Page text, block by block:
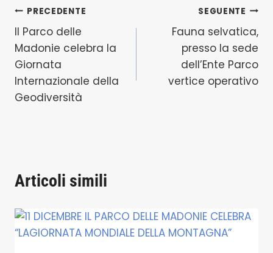
Navigazione
articoli
PRECEDENTE
Il Parco delle
Madonie celebra la
Giornata
Internazionale della
Geodiversità
SEGUENTE
Fauna selvatica,
presso la sede
dell’Ente Parco
vertice operativo
Articoli simili